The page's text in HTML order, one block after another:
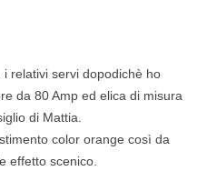
relativi servi dopodichè ho
da 80 Amp ed elica di misura
di Mattia.
color orange così da
effetto scenico.